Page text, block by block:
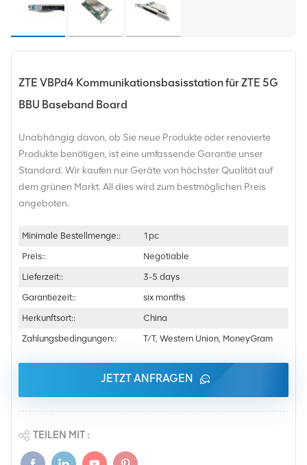
ZTE VBPd4 Kommunikationsbasisstation für ZTE 5G
BBU Baseband Board
Unabhängig davon, ob Sie neue Produkte oder renovierte
Produkte benötigen, ist eine umfassende Garantie unser
Standard. Wir kaufen nur Geräte von höchster Qualität auf
dem grünen Markt. All dies wird zum bestmöglichen Preis
angeboten.
Minimale Bestellmenge::
1pc
Preis::
Negotiable
Lieferzeit::
3-5 days
Garantiezeit::
six months
Herkunftsort::
China
Zahlungsbedingungen::
T/T, Western Union, MoneyGram
JETZT ANFRAGEN
TEILEN MIT :